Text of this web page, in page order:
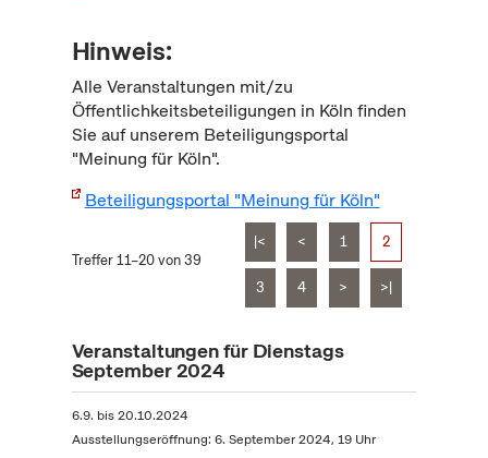
Hinweis:
Alle Veranstaltungen mit/zu
Öffentlichkeitsbeteiligungen in Köln finden
Sie auf unserem Beteiligungsportal
"Meinung für Köln".
Beteiligungsportal "Meinung für Köln"
Treffer 11–20 von 39
|< < 1 2
3 4 > >|
Veranstaltungen für Dienstags
September 2024
6.9. bis20.10.2024
Ausstellungseröffnung: 6. September 2024, 19 Uhr